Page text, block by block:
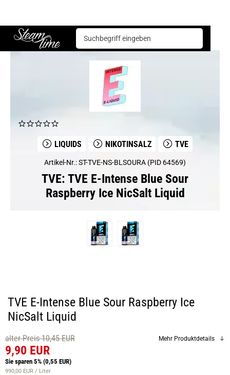
Steam time
TVE TVE E-Intense Blue Sour Raspberry Ice NicSalt Liquid
LIQUIDS NIKOTINSALZ TVE
Artikel-Nr.: ST-TVE-NS-BLSOURA (PID 64569)
TVE: TVE E-Intense Blue Sour
Raspberry Ice NicSalt Liquid
TVE E-Intense Blue Sour Raspberry Ice
NicSalt Liquid
alter Preis 10,45 EUR
9,90 EUR
Sie sparen 5% (0,55 EUR)
990,00 EUR / Liter
Mehr Produktdetails